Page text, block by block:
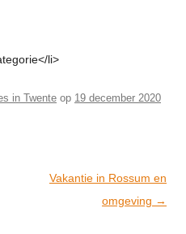
li>
in Twente op 19 december 2020
Vakantie in Rossum en
omgeving →